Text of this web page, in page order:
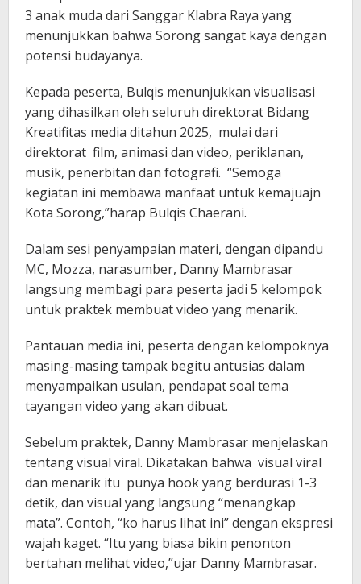
3 anak muda dari Sanggar Klabra Raya yang
menunjukkan bahwa Sorong sangat kaya dengan
potensi budayanya.
Kepada peserta, Bulqis menunjukkan visualisasi
yang dihasilkan oleh seluruh direktorat Bidang
Kreatifitas media ditahun 2025, mulai dari
direktorat film, animasi dan video, periklanan,
musik, penerbitan dan fotografi. “Semoga
kegiatan ini membawa manfaat untuk kemajuajn
Kota Sorong,”harap Bulqis Chaerani.
Dalam sesi penyampaian materi, dengan dipandu
MC, Mozza, narasumber, Danny Mambrasar
langsung membagi para peserta jadi 5 kelompok
untuk praktek membuat video yang menarik.
Pantauan media ini, peserta dengan kelompoknya
masing-masing tampak begitu antusias dalam
menyampaikan usulan, pendapat soal tema
tayangan video yang akan dibuat.
Sebelum praktek, Danny Mambrasar menjelaskan
tentang visual viral. Dikatakan bahwa visual viral
dan menarik itu punya hook yang berdurasi 1-3
detik, dan visual yang langsung “menangkap
mata”. Contoh, “ko harus lihat ini” dengan ekspresi
wajah kaget. “Itu yang biasa bikin penonton
bertahan melihat video,”ujar Danny Mambrasar.